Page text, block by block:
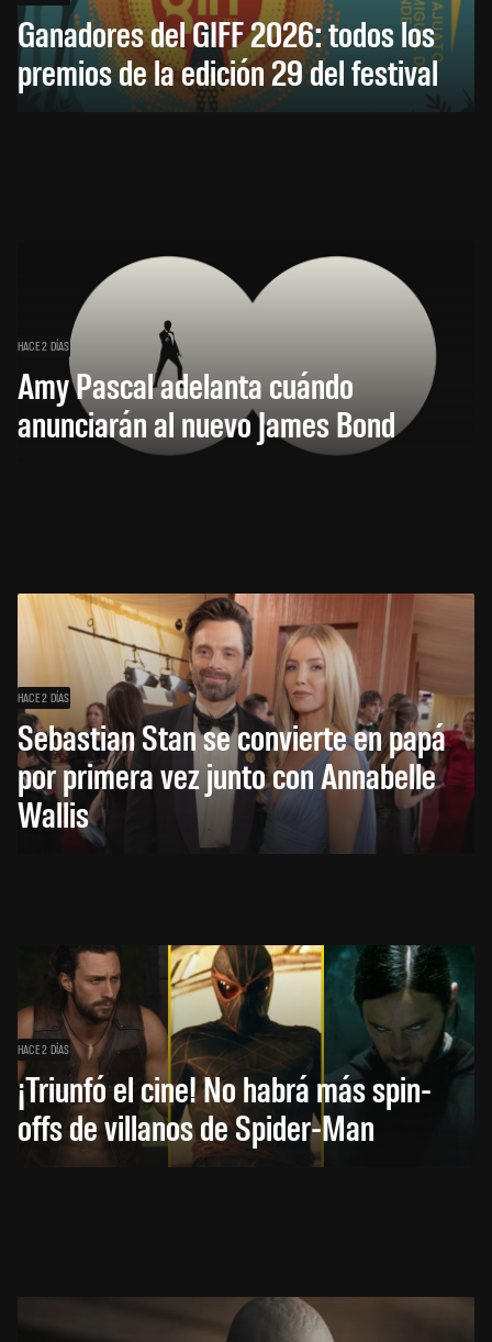
Ganadores del GIFF 2026: todos los
premios de la edición 29 del festival
HACE 2 DÍAS
Amy Pascal adelanta cuándo
anunciarán al nuevo James Bond
HACE 2 DÍAS
Sebastian Stan se convierte en papá
por primera vez junto con Annabelle
Wallis
HACE 2 DÍAS
¡Triunfó el cine! No habrá más spin-
offs de villanos de Spider-Man